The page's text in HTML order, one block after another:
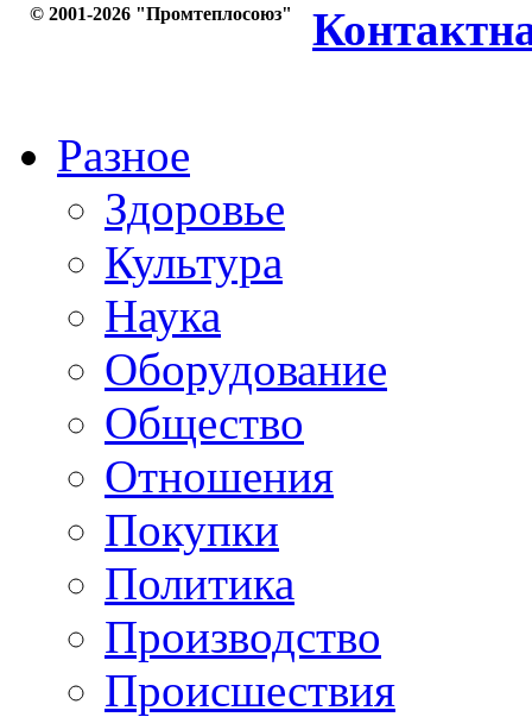
© 2001-2026 "Промтеплосоюз"
Разное
Здоровье
Культура
Наука
Оборудование
Общество
Отношения
Покупки
Политика
Производство
Происшествия